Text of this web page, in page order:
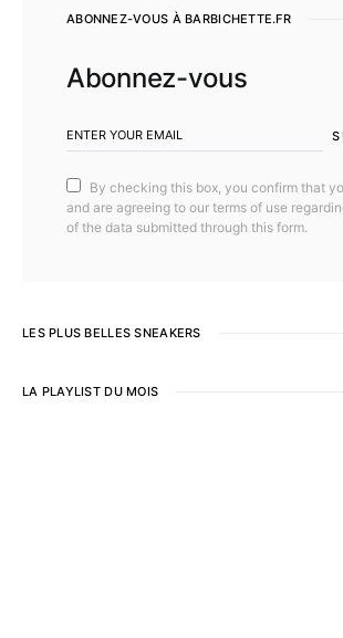
ABONNEZ-VOUS À BARBICHETTE.FR
Abonnez-vous
By checking this box, you confirm that
and are agreeing to our terms of use
of the data submitted through this form.
LES PLUS BELLES SNEAKERS
LA PLAYLIST DU MOIS